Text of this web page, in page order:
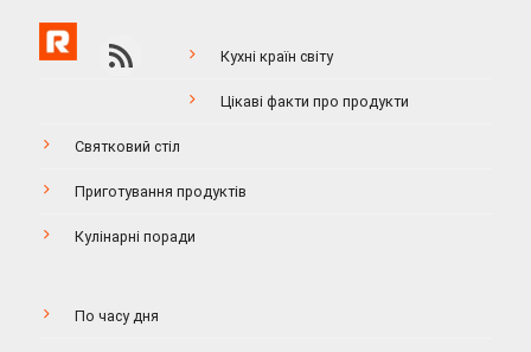
Кухні країн світу
Цікаві факти про продукти
Святковий стіл
Приготування продуктів
Кулінарні поради
По часу дня